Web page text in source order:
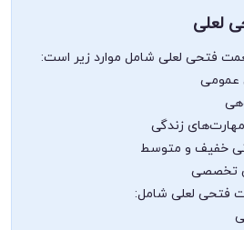
لعلی
فتحی لعلی شامل موارد زیر است:
عمومی
زندگی
خفیف و متوسط
تخصصی
فتحی لعلی شامل: